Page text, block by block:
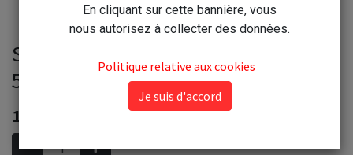
Starwax Cire Antiquaire liquide
500ml chêne moyen réf 77
18,00
En cliquant sur cette bannière, vous
nous autorisez à collecter des données.
Politique relative aux cookies
Je suis d'accord